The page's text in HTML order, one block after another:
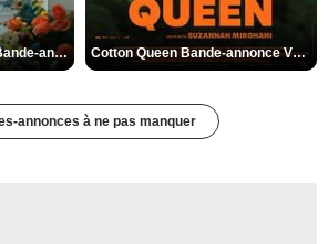
Des Fleurs pour Tokyo Bande-annonce VO STFR Cotton Queen Bande-annonce VO STFR
annonces à ne pas manquer